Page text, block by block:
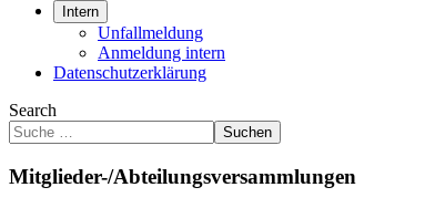
Intern
Unfallmeldung
Anmeldung intern
Datenschutzerklärung
Search
Suchen
Mitglieder-/Abteilungsversammlungen